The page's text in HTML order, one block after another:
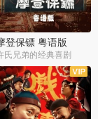
登保镖 粤语版
氏兄弟的经典喜剧